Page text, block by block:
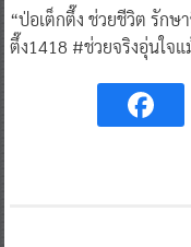
“ป่อเต็กตึ๊ง ช่วยชีวิต รักษ
ตึ๊ง1418 #ช่วยจริงอุ่นใจ